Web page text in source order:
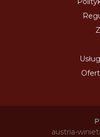
austria-